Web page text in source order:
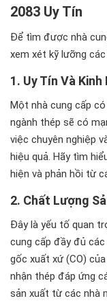
2083 Uy Tín
Để tìm được nhà
xem xét kỹ lưỡng
1. Uy Tín Và
Một nhà cung cấp
ngành thép sẽ có
việc chuyên nghiệp
hiệu quả. Hãy tìm
hiện và phản hồi từ
2. Chất Lượng
Đây là yếu tố quan
cung cấp đầy đủ các
gốc xuất xứ (CO) của
nhận thép đáp ứng
sản xuất từ các nhà